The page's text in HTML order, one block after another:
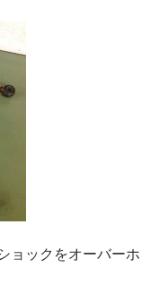
ョックをオーバーホ